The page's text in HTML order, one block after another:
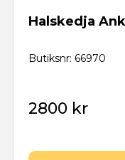
Halskedja
Butiksnr: 66970
2800 kr